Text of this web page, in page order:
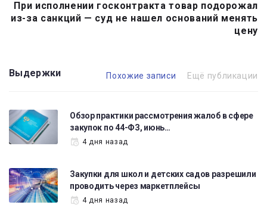
При исполнении госконтракта товар подорожал
из-за санкций — суд не нашел оснований менять
цену
Выдержки Похожие записи Ещё публикации
Обзор практики рассмотрения жалоб в сфере
закупок по 44-ФЗ, июнь…
4 дня назад
Закупки для школ и детских садов разрешили
проводить через маркетплейсы
4 дня назад